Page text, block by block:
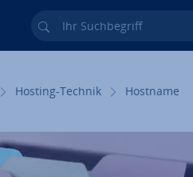
Ihr Such­be­griff
Hosting-Technik Hostname